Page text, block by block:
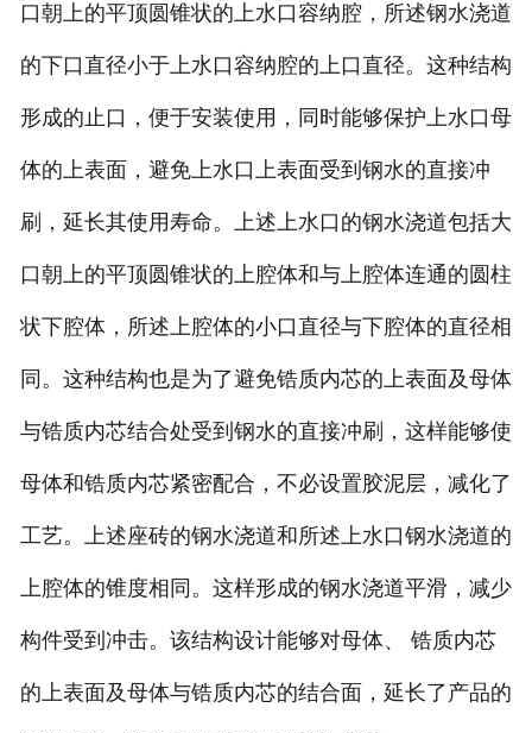
口朝上的平顶圆锥状的上水口容纳腔，所述钢水浇道
的下口直径小于上水口容纳腔的上口直径。这种结构
形成的止口，便于安装使用，同时能够保护上水口母
体的上表面，避免上水口上表面受到钢水的直接冲
刷，延长其使用寿命。上述上水口的钢水浇道包括大
口朝上的平顶圆锥状的上腔体和与上腔体连通的圆柱
状下腔体，所述上腔体的小口直径与下腔体的直径相
同。这种结构也是为了避免锆质内芯的上表面及母体
与锆质内芯结合处受到钢水的直接冲刷，这样能够使
母体和锆质内芯紧密配合，不必设置胶泥层，减化了
工艺。上述座砖的钢水浇道和所述上水口钢水浇道的
上腔体的锥度相同。这样形成的钢水浇道平滑，减少
构件受到冲击。该结构设计能够对母体、 锆质内芯
的上表面及母体与锆质内芯的结合面，延长了产品的